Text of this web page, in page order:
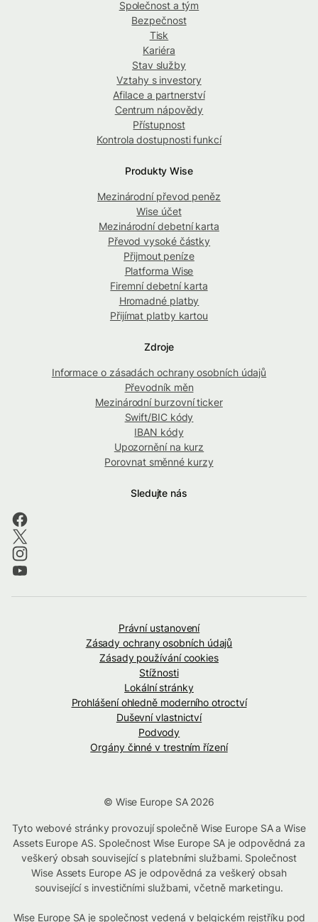
Společnost a tým
Bezpečnost
Tisk
Kariéra
Stav služby
Vztahy s investory
Afilace a partnerství
Centrum nápovědy
Přístupnost
Kontrola dostupnosti funkcí
Produkty Wise
Mezinárodní převod peněz
Wise účet
Mezinárodní debetní karta
Převod vysoké částky
Přijmout peníze
Platforma Wise
Firemní debetní karta
Hromadné platby
Přijímat platby kartou
Zdroje
Informace o zásadách ochrany osobních údajů
Převodník měn
Mezinárodní burzovní ticker
Swift/BIC kódy
IBAN kódy
Upozornění na kurz
Porovnat směnné kurzy
Sledujte nás
Právní ustanovení
Zásady ochrany osobních údajů
Zásady používání cookies
Stížnosti
Lokální stránky
Prohlášení ohledně moderního otroctví
Duševní vlastnictví
Podvody
Orgány činné v trestním řízení
© Wise Europe SA 2026
Tyto webové stránky provozují společně Wise Europe SA a Wise
Assets Europe AS. Společnost Wise Europe SA je odpovědná za
veškerý obsah související s platebními službami. Společnost
Wise Assets Europe AS je odpovědná za veškerý obsah
související s investičními službami, včetně marketingu.
Wise Europe SA je společnost vedená v belgickém rejstříku pod